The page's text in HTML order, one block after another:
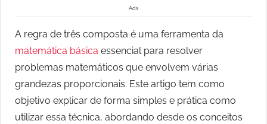
Ads
A regra de três composta é uma ferramenta da
matemática básica essencial para resolver
problemas matemáticos que envolvem várias
grandezas proporcionais. Este artigo tem como
objetivo explicar de forma simples e prática como
utilizar essa técnica, abordando desde os conceitos